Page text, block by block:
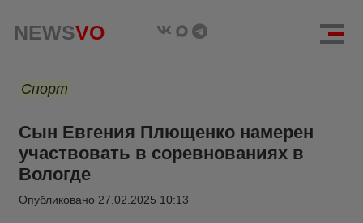
NEWSVO
Спорт
Сын Евгения Плющенко намерен
участвовать в соревнованиях в
Вологде
Опубликовано 27.02.2025 10:13